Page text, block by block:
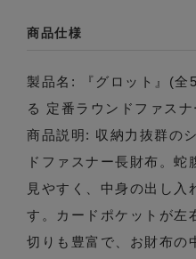
商品仕様
製品名: 『グロット』(全
る 定番ラウンドファス
商品説明: 収納力抜群の
ドファスナー長財布。
見やすく、中身の出し入
す。カードポケットが左
切りも豊富で、お財布の